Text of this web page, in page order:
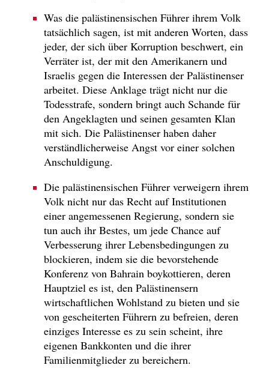
Was die palästinensischen Führer ihrem Volk
tatsächlich sagen, ist mit anderen Worten, dass
jeder, der sich über Korruption beschwert, ein
Verräter ist, der mit den Amerikanern und
Israelis gegen die Interessen der Palästinenser
arbeitet. Diese Anklage trägt nicht nur die
Todesstrafe, sondern bringt auch Schande für
den Angeklagten und seinen gesamten Klan
mit sich. Die Palästinenser haben daher
verständlicherweise Angst vor einer solchen
Anschuldigung.
Die palästinensischen Führer verweigern ihrem
Volk nicht nur das Recht auf Institutionen
einer angemessenen Regierung, sondern sie
tun auch ihr Bestes, um jede Chance auf
Verbesserung ihrer Lebensbedingungen zu
blockieren, indem sie die bevorstehende
Konferenz von Bahrain boykottieren, deren
Hauptziel es ist, den Palästinensern
wirtschaftlichen Wohlstand zu bieten und sie
von gescheiterten Führern zu befreien, deren
einziges Interesse es zu sein scheint, ihre
eigenen Bankkonten und die ihrer
Familienmitglieder zu bereichern.